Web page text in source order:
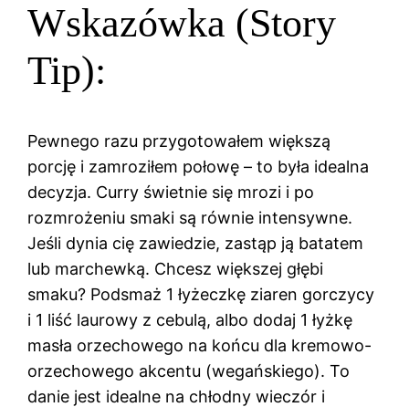
Wskazówka (Story
Tip):
Pewnego razu przygotowałem większą
porcję i zamroziłem połowę – to była idealna
decyzja. Curry świetnie się mrozi i po
rozmrożeniu smaki są równie intensywne.
Jeśli dynia cię zawiedzie, zastąp ją batatem
lub marchewką. Chcesz większej głębi
smaku? Podsmaż 1 łyżeczkę ziaren gorczycy
i 1 liść laurowy z cebulą, albo dodaj 1 łyżkę
masła orzechowego na końcu dla kremowo-
orzechowego akcentu (wegańskiego). To
danie jest idealne na chłodny wieczór i